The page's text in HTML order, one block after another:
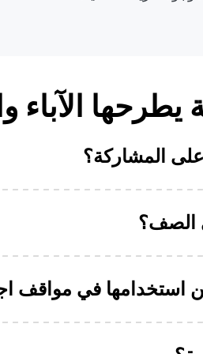
يطرحها
المشاركة؟
الصف؟
استخدامها في مواقف